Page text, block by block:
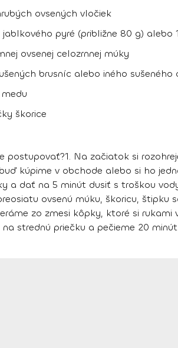
ovsených vločiek
jablkového pyré (približne 80 g) alebo
ovsenej celozrnnej múky
brusníc alebo iného sušeného
škorice
postupovať?1. Na začiatok si
kúpime v obchode alebo si ho
a dať na 5 minút dusiť s troškou
ovsenú múku, škoricu, štipku
zo zmesi kôpky, ktoré si
strednú priečku a pečieme 20